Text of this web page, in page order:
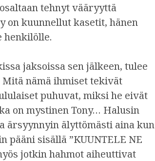
tehnyt vääryyttä
on kuunnellut kasetit, hänen
henkilölle.
jaksoissa sen jälkeen, tulee
nämä ihmiset tekivät
puhuvat, miksi he eivät
on mystinen Tony… Halusin
ärsyynnyin älyttömästi aina kun
pääni sisällä ”KUUNTELE NE
jotkin hahmot aiheuttivat